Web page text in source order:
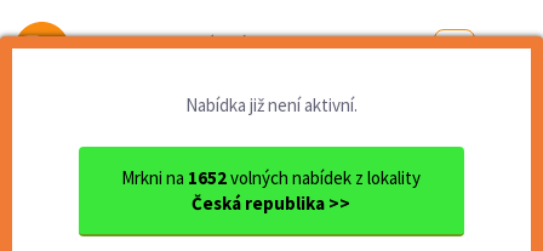
Od první brigády
Nabídka již není aktivní.
Mrkni na 1652volných nabídek z lokality
Česká republika >>
Obsluha kina 5D Cinema Maxi...
<< Zpět